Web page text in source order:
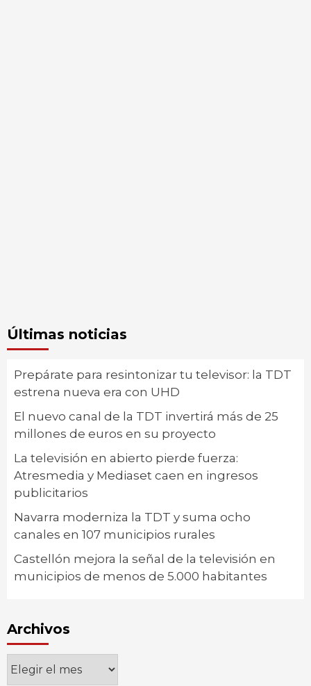
Últimas noticias
Prepárate para resintonizar tu televisor: la TDT
estrena nueva era con UHD
El nuevo canal de la TDT invertirá más de 25
millones de euros en su proyecto
La televisión en abierto pierde fuerza:
Atresmedia y Mediaset caen en ingresos
publicitarios
Navarra moderniza la TDT y suma ocho
canales en 107 municipios rurales
Castellón mejora la señal de la televisión en
municipios de menos de 5.000 habitantes
Archivos